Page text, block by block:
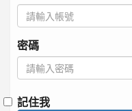
密碼
記住我